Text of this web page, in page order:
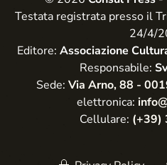
Testata registrata presso il
24/4/
Editore: Associazione
Responsabile:
Sede: Via Arno, 88 -
elettronica:
Cellulare: (+39)